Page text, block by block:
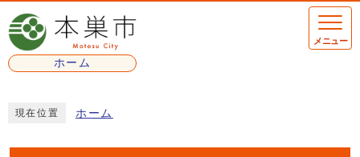
ページの先頭です
ホーム
メニュー
現在位置 ホーム